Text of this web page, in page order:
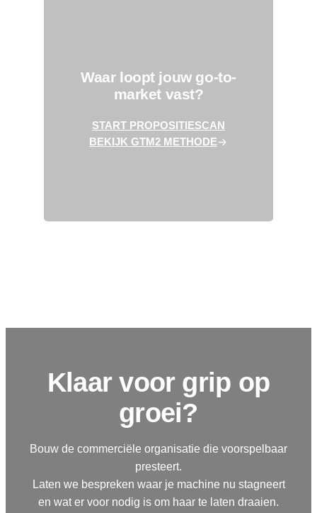
Waar loopt jouw go-to-
market vast?
START PROPOSITIESCAN
BEKIJK GTM2 METHODE
Klaar voor grip op
groei?
Bouw de commerciële organisatie die voorspelbaar
presteert.
Laten we bespreken waar je machine nu stagneert
en wat er voor nodig is om haar te laten draaien.